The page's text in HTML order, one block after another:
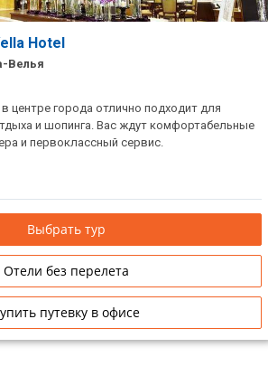
Hotel
Велья
центре города отлично подходит для
и шопинга. Вас ждут комфортабельные
и первоклассный сервис.
Выбрать тур
Отели без перелета
путевку в офисе